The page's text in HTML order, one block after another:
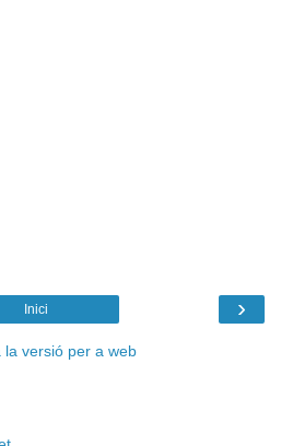
›
Inici
la versió per a web